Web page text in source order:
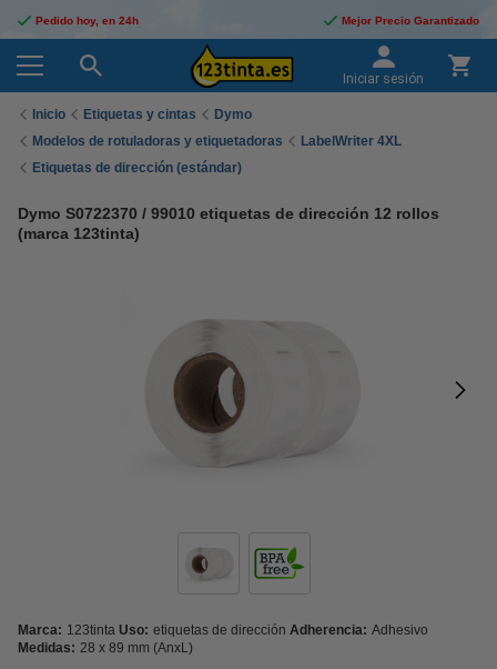
Pedido hoy, en 24h Mejor Precio Garantizado
Iniciar sesión
Inicio Etiquetas y cintas
Dymo
Modelos de rotuladoras y etiquetadoras
LabelWriter 4XL
Etiquetas de dirección (estándar)
Dymo S0722370 / 99010 etiquetas de dirección 12 rollos
(marca 123tinta)
Marca: 123tinta Uso: etiquetas de dirección Adherencia: Adhesivo
Medidas: 28 x 89 mm (AnxL)